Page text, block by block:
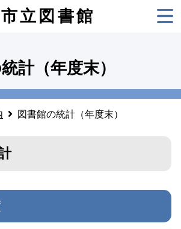
立図書館
計（年度末）
図書館の統計（年度末）